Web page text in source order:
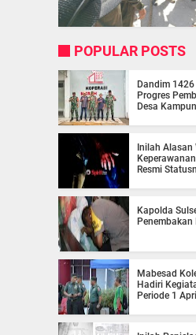
POPULAR POSTS
Dandim
Progres
Desa
Inilah
Resmi
Kapolda
Mabesad
Hadiri
Periode 1